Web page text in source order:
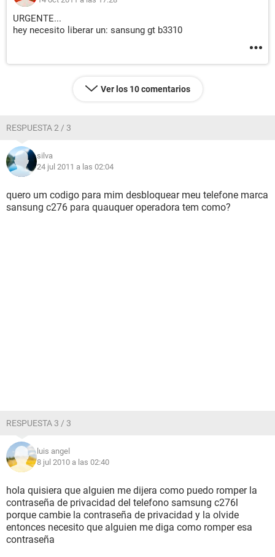
URGENTE...
hey necesito liberar un: sansung gt b3310
Ver los 10 comentarios
RESPUESTA 2 / 3
silva
24 jul 2011 a las 02:04
quero um codigo para mim desbloquear meu telefone marca
sansung c276 para quauquer operadora tem como?
RESPUESTA 3 / 3
luis angel
8 jul 2010 a las 02:40
hola quisiera que alguien me dijera como puedo romper la
contraseña de privacidad del telefono samsung c276l
porque cambie la contraseña de privacidad y la olvide
entonces necesito que alguien me diga como romper esa
contraseña